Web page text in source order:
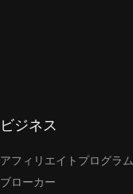
ビジネス
アフィリエイトプログラム
ブローカー